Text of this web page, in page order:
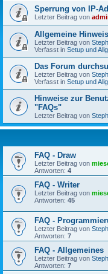
Sperrung von IP-
Letzter Beitrag von
Allgemeine
Letzter Beitrag von
Verfasst in Setup und
Das Forum
Letzter Beitrag von
Verfasst in Setup und
Hinweise zur
"FAQs"
Letzter Beitrag von
FAQ - Draw
Letzter Beitrag von
Antworten: 4
FAQ - Writer
Letzter Beitrag von
Antworten: 45
FAQ -
Letzter Beitrag von
Antworten: 7
FAQ - Allgemeines
Letzter Beitrag von
Antworten: 7